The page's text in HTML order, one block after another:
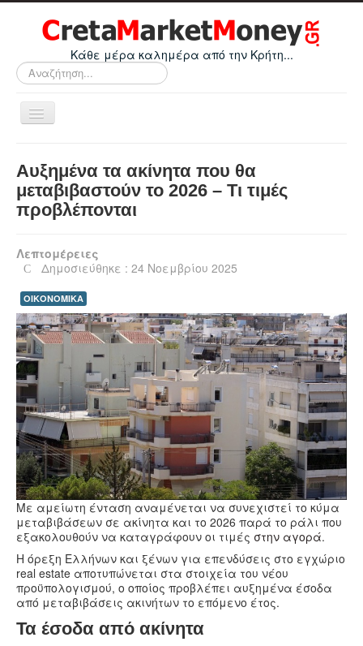
Κάθε μέρα καλημέρα από την Κρήτη...
Αναζήτηση...
Εναλλαγή
πλοήγησης
Οικονομικά
Κρήτη
Ε.Ε.
Κόσμος
Απόψεις
Τεχνολογία
Υγεία
Πολιτισμός
Αθλητικά
Βίντεο
Συνταγές
Αυξημένα τα ακίνητα που θα
μεταβιβαστούν το 2026 – Τι τιμές
προβλέπονται
Λεπτομέρειες
Δημοσιεύθηκε : 24 Νοεμβρίου 2025
ΟΙΚΟΝΟΜΙΚΑ
Με αμείωτη ένταση αναμένεται να συνεχιστεί το κύμα
μεταβιβάσεων σε ακίνητα και το 2026 παρά το ράλι που
εξακολουθούν να καταγράφουν οι τιμές στην αγορά.
Η όρεξη Ελλήνων και ξένων για επενδύσεις στο εγχώριο
real estate αποτυπώνεται στα στοιχεία του νέου
προϋπολογισμού, ο οποίος προβλέπει αυξημένα έσοδα
από μεταβιβάσεις ακινήτων το επόμενο έτος.
Τα έσοδα από ακίνητα